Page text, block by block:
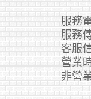
服務
服務
客服
營業
非營